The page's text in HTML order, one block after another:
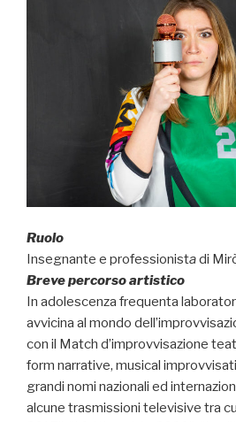
Ruolo
Insegnante e professionistadi
Breve percorso artistico
In adolescenza frequenta
avvicina al mondo
con il Match d’improvvisazione
form narrative, musical
grandi nomi nazionali ed
alcune trasmissioni televisive tra